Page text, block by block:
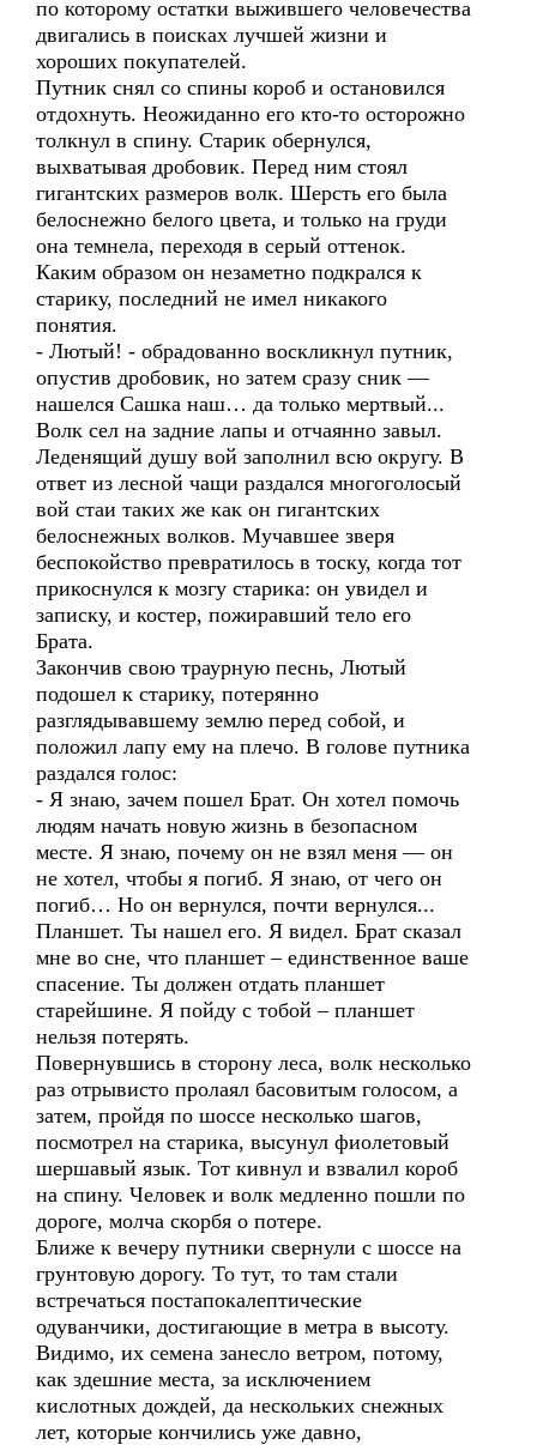
по которому остатки выжившего человечества
двигались в поисках лучшей жизни и
хороших покупателей.
Путник снял со спины короб и остановился
отдохнуть. Неожиданно его кто-то осторожно
толкнул в спину. Старик обернулся,
выхватывая дробовик. Перед ним стоял
гигантских размеров волк. Шерсть его была
белоснежно белого цвета, и только на груди
она темнела, переходя в серый оттенок.
Каким образом он незаметно подкрался к
старику, последний не имел никакого
понятия.
- Лютый! - обрадованно воскликнул путник,
опустив дробовик, но затем сразу сник —
нашелся Сашка наш… да только мертвый...
Волк сел на задние лапы и отчаянно завыл.
Леденящий душу вой заполнил всю округу. В
ответ из лесной чащи раздался многоголосый
вой стаи таких же как он гигантских
белоснежных волков. Мучавшее зверя
беспокойство превратилось в тоску, когда тот
прикоснулся к мозгу старика: он увидел и
записку, и костер, пожиравший тело его
Брата.
Закончив свою траурную песнь, Лютый
подошел к старику, потерянно
разглядывавшему землю перед собой, и
положил лапу ему на плечо. В голове путника
раздался голос:
- Я знаю, зачем пошел Брат. Он хотел помочь
людям начать новую жизнь в безопасном
месте. Я знаю, почему он не взял меня — он
не хотел, чтобы я погиб. Я знаю, от чего он
погиб… Но он вернулся, почти вернулся...
Планшет. Ты нашел его. Я видел. Брат сказал
мне во сне, что планшет – единственное ваше
спасение. Ты должен отдать планшет
старейшине. Я пойду с тобой – планшет
нельзя потерять.
Повернувшись в сторону леса, волк несколько
раз отрывисто пролаял басовитым голосом, а
затем, пройдя по шоссе несколько шагов,
посмотрел на старика, высунул фиолетовый
шершавый язык. Тот кивнул и взвалил короб
на спину. Человек и волк медленно пошли по
дороге, молча скорбя о потере.
Ближе к вечеру путники свернули с шоссе на
грунтовую дорогу. То тут, то там стали
встречаться постапокалептические
одуванчики, достигающие в метра в высоту.
Видимо, их семена занесло ветром, потому,
как здешние места, за исключением
кислотных дождей, да нескольких снежных
лет, которые кончились уже давно,